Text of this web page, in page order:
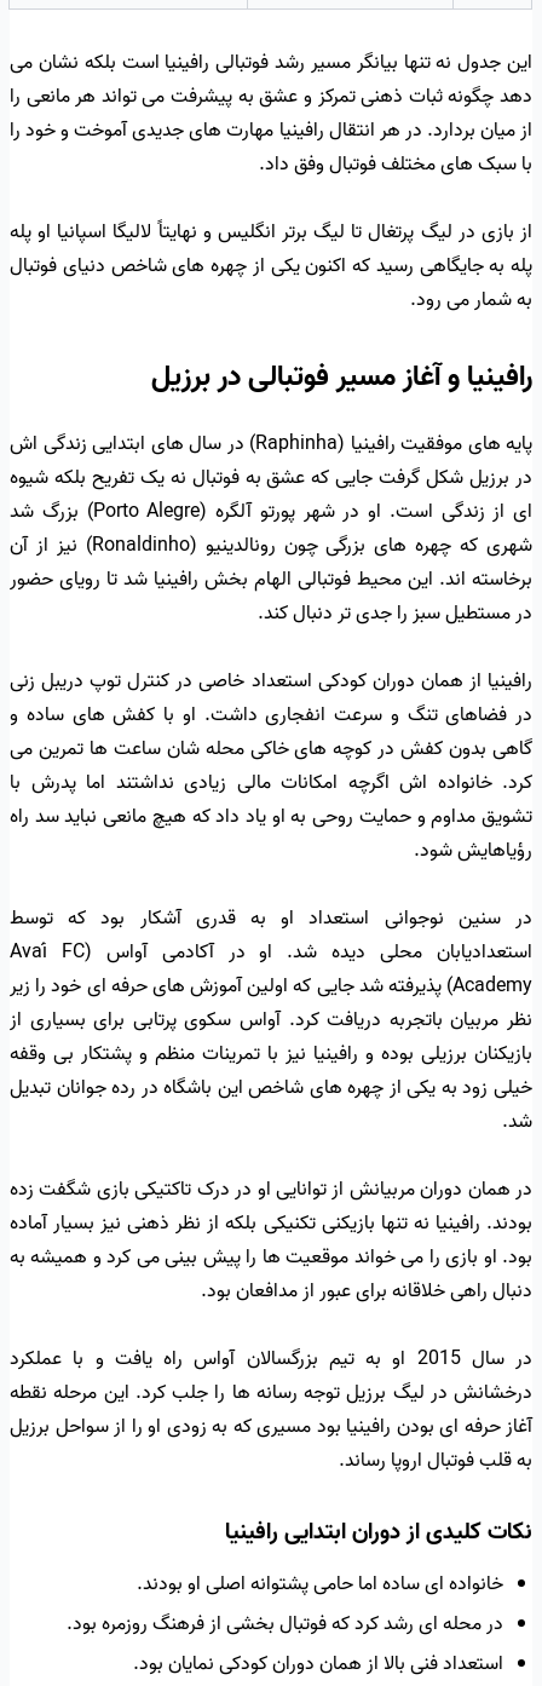
این جدول نه تنها بیانگر مسیر رشد فوتبالی رافینیا است بلکه نشان می
دهد چگونه ثبات ذهنی تمرکز و عشق به پیشرفت می تواند هر مانعی را
از میان بردارد. در هر انتقال رافینیا مهارت های جدیدی آموخت و خود را
با سبک های مختلف فوتبال وفق داد.
از بازی در لیگ پرتغال تا لیگ برتر انگلیس و نهایتاً لالیگا اسپانیا او پله
پله به جایگاهی رسید که اکنون یکی از چهره های شاخص دنیای فوتبال
به شمار می رود.
رافینیا و آغاز مسیر فوتبالی در برزیل
پایه های موفقیت رافینیا (Raphinha) در سال های ابتدایی زندگی اش
در برزیل شکل گرفت جایی که عشق به فوتبال نه یک تفریح بلکه شیوه
ای از زندگی است. او در شهر پورتو آلگره (Porto Alegre) بزرگ شد
شهری که چهره های بزرگی چون رونالدینیو (Ronaldinho) نیز از آن
برخاسته اند. این محیط فوتبالی الهام بخش رافینیا شد تا رویای حضور
در مستطیل سبز را جدی تر دنبال کند.
رافینیا از همان دوران کودکی استعداد خاصی در کنترل توپ دریبل زنی
در فضاهای تنگ و سرعت انفجاری داشت. او با کفش های ساده و
گاهی بدون کفش در کوچه های خاکی محله شان ساعت ها تمرین می
کرد. خانواده اش اگرچه امکانات مالی زیادی نداشتند اما پدرش با
تشویق مداوم و حمایت روحی به او یاد داد که هیچ مانعی نباید سد راه
رؤیاهایش شود.
در سنین نوجوانی استعداد او به قدری آشکار بود که توسط
استعدادیابان محلی دیده شد. او در آکادمی آواس (Avaí FC
Academy) پذیرفته شد جایی که اولین آموزش های حرفه ای خود را زیر
نظر مربیان باتجربه دریافت کرد. آواس سکوی پرتابی برای بسیاری از
بازیکنان برزیلی بوده و رافینیا نیز با تمرینات منظم و پشتکار بی وقفه
خیلی زود به یکی از چهره های شاخص این باشگاه در رده جوانان تبدیل
شد.
در همان دوران مربیانش از توانایی او در درک تاکتیکی بازی شگفت زده
بودند. رافینیا نه تنها بازیکنی تکنیکی بلکه از نظر ذهنی نیز بسیار آماده
بود. او بازی را می خواند موقعیت ها را پیش بینی می کرد و همیشه به
دنبال راهی خلاقانه برای عبور از مدافعان بود.
در سال 2015 او به تیم بزرگسالان آواس راه یافت و با عملکرد
درخشانش در لیگ برزیل توجه رسانه ها را جلب کرد. این مرحله نقطه
آغاز حرفه ای بودن رافینیا بود مسیری که به زودی او را از سواحل برزیل
به قلب فوتبال اروپا رساند.
نکات کلیدی از دوران ابتدایی رافینیا
خانواده ای ساده اما حامی پشتوانه اصلی او بودند.
در محله ای رشد کرد که فوتبال بخشی از فرهنگ روزمره بود.
استعداد فنی بالا از همان دوران کودکی نمایان بود.